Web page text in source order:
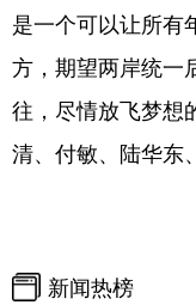
是一个可以让所有
方，期望两岸统一
往，尽情放飞梦想
清、付敏、陆华东
新闻热榜